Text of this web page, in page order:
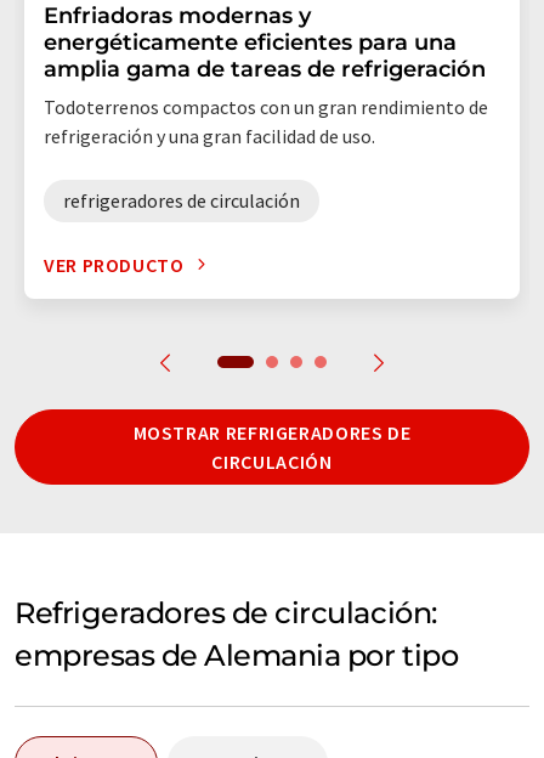
Enfriadoras modernas y
energéticamente eficientes para una
amplia gama de tareas de refrigeración
Todoterrenos compactos con un gran rendimiento de
refrigeración y una gran facilidad de uso.
refrigeradores de circulación
VER PRODUCTO
MOSTRAR REFRIGERADORES DE
CIRCULACIÓN
Refrigeradores de circulación:
empresas de Alemania por tipo